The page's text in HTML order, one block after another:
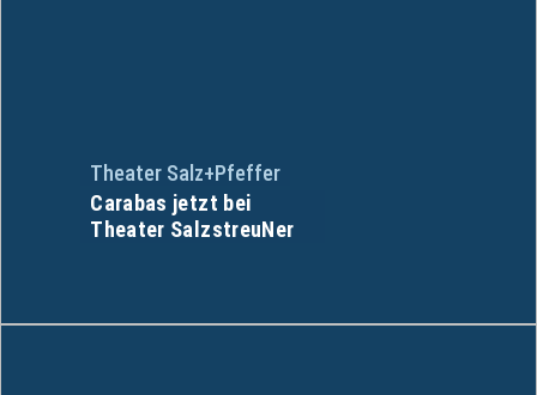
Theater Salz+Pfeffer
Carabas jetzt bei
Theater SalzstreuNer